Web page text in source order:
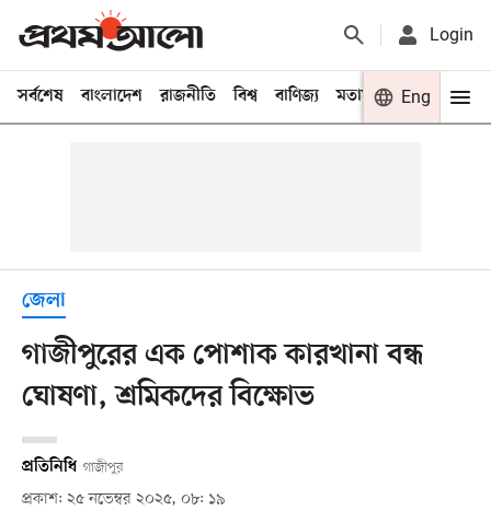
Login
সর্বশেষ বাংলাদেশ রাজনীতি বিশ্ব বাণিজ্য মতামত খেলা
Eng
জেলা
গাজীপুরের এক পোশাক কারখানা বন্ধ
ঘোষণা, শ্রমিকদের বিক্ষোভ
প্রতিনিধি গাজীপুর
প্রকাশ: ২৫ নভেম্বর ২০২৫, ০৮: ১৯